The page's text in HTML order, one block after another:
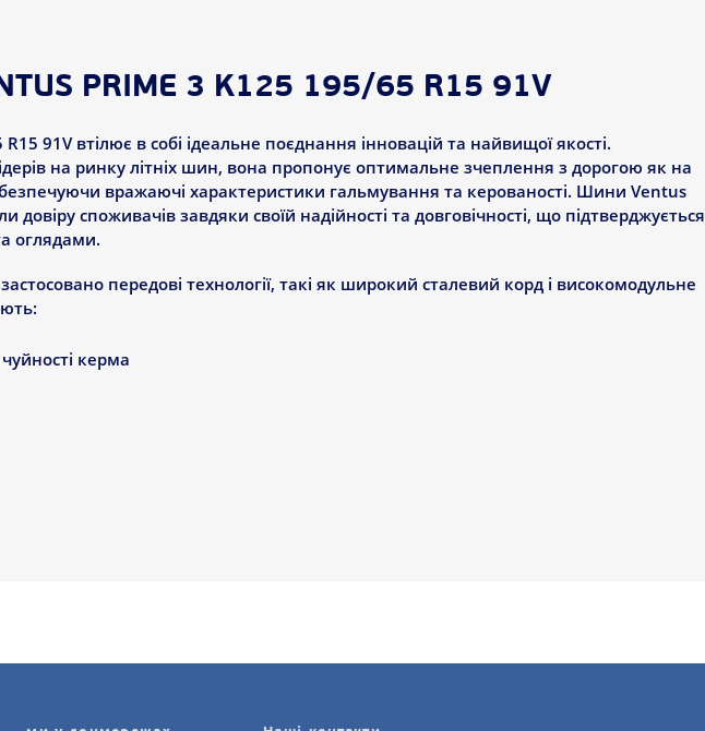
PRIME 3 K125 195/65 R15 91V
91V втілює в собі ідеальне поєднання інновацій та найвищої якості.
на ринку літніх шин, вона пропонує оптимальне зчеплення з дорогою як на
вражаючі характеристики гальмування та керованості. Шини Ventus
споживачів завдяки своїй надійності та довговічності, що підтверджується
оглядами.
передові технології, такі як широкий сталевий корд і високомодульне
керма
доступні в широкому діапазоні розмірів - від 15 до 19 дюймів - що робить їх
високі показники шин Ventus Prime 3 K125 195/65 R15 91V в різних умовах,